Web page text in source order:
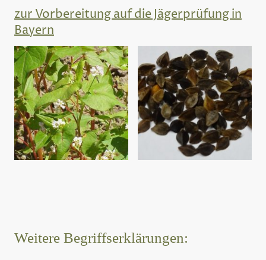
zur Vorbereitung auf die Jägerprüfung in
Bayern
Weitere Begriffserklärungen: